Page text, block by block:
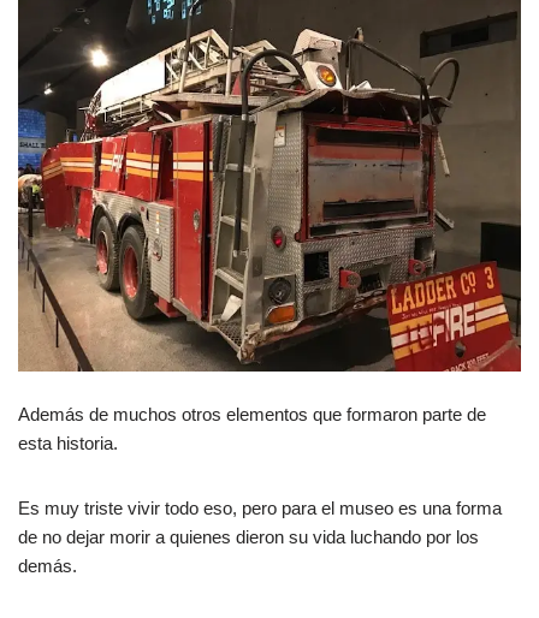
Además de muchos otros elementos que formaron parte de
esta historia.
Es muy triste vivir todo eso, pero para el museo es una forma
de no dejar morir a quienes dieron su vida luchando por los
demás.